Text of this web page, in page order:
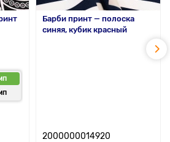
Барби принт — полоска
синяя, кубик красный
2000000014920